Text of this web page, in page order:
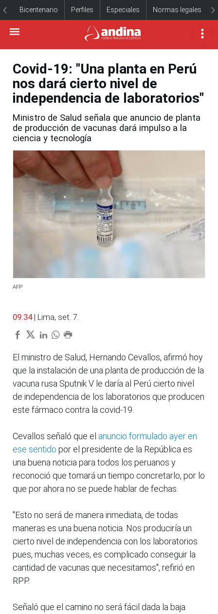
Bicentenario Perfiles Especiales Normas legales
Covid-19: "Una planta en Perú
nos dará cierto nivel de
independencia de laboratorios"
Ministro de Salud señala que anuncio de planta
de producción de vacunas dará impulso a la
ciencia y tecnología
AFP
09:34 | Lima, set. 7.
El ministro de Salud, Hernando Cevallos, afirmó hoy
que la instalación de una planta de producción de la
vacuna rusa Sputnik V le daría al Perú cierto nivel
de independencia de los laboratorios que producen
este fármaco contra la covid-19.
Cevallos señaló que el anuncio formulado ayer en
ese sentido por el presidente de la República es
una buena noticia para todos los peruanos y
reconoció que tomará un tiempo concretarlo, por lo
que por ahora no se puede hablar de fechas.
"Esto no será de manera inmediata, de todas
maneras es una buena noticia. Nos produciría un
cierto nivel de independencia con los laboratorios
pues, muchas veces, es complicado conseguir la
cantidad de vacunas que necesitamos", refirió en
RPP.
Señaló que el camino no será fácil dada la baja